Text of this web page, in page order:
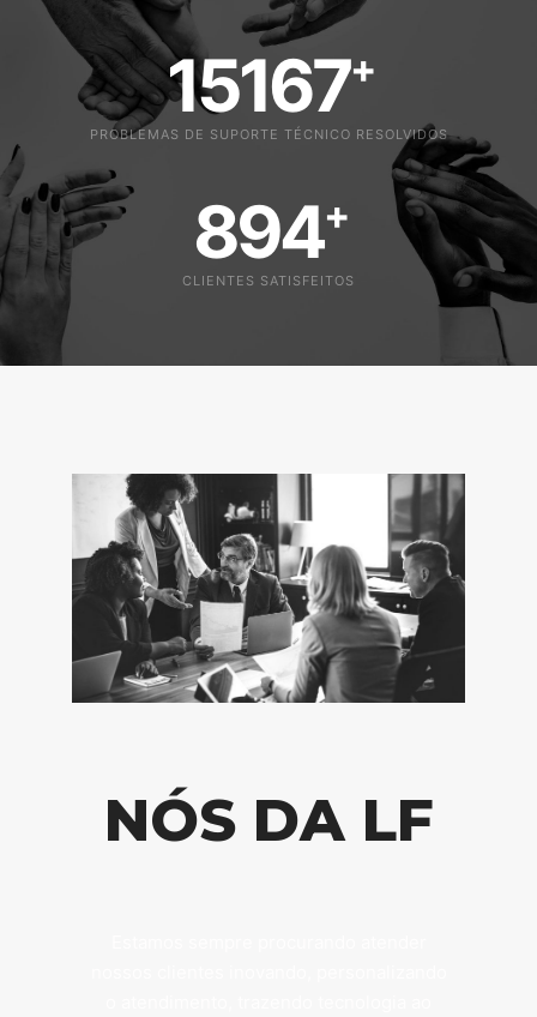
PROBLEMAS DE SUPORTE TÉCNICO RESOLVIDOS
15167+
CLIENTES SATISFEITOS
894+
NÓS DA LF